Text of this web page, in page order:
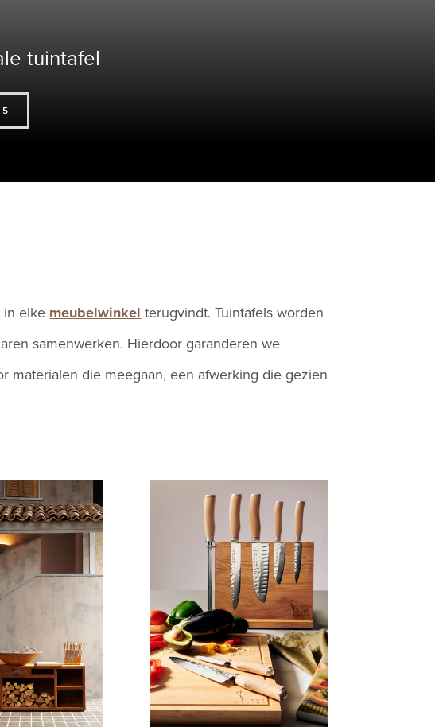
tuintafel
in elke meubelwinkel terugvindt. Tuintafels worden
samenwerken. Hierdoor garanderen we
materialen die meegaan, een afwerking die gezien